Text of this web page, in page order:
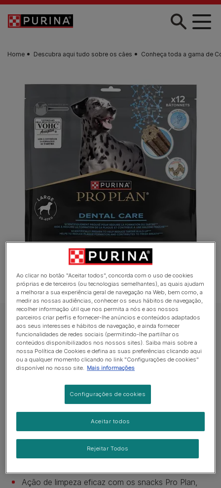
Skip to main content
Home Descubra aqui tudo sobre os cães Conheça toda a gama de
Snacks Dentário para Cães
PRO PLAN Dentalcare Cão Grande
Sem avaliações​
Formatos disponíveis: 426g
Redução da acumulação de tártaro cientificamente
Ação de limpeza eficaz com os snacks Pro Plan,
Ao clicar no botão "Aceitar todos", concorda com o uso de cookies
próprias e de terceiros (ou tecnologias semelhantes), as quais ajudam
a melhorar a sua experiência geral de navegação na Web, bem como, a
medir as nossas audiências, conhecer os seus hábitos de navegação,
recolher informação útil que nos permita a nós e aos nossos
parceiros criar perfis e fornecer-lhe anúncios e conteúdos adaptados
aos seus interesses e hábitos de navegação, e ainda fornecer
funcionalidades de redes sociais (permitindo-lhe partilhar os
conteúdos disponibilizados nos nossos sites). Saiba mais sobre a
nossa Política de Cookies e defina as suas preferências clicando aqui
ou a qualquer momento clicando no link "Configurações de cookies"
disponível no nosso site. Mais informações
Configurações de cookies
Rejeitar Todos
Aceitar todos